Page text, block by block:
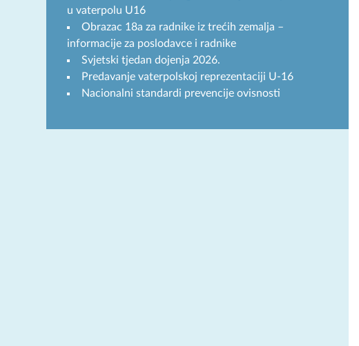
u vaterpolu U16
Obrazac 18a za radnike iz trećih zemalja –
informacije za poslodavce i radnike
Svjetski tjedan dojenja 2026.
Predavanje vaterpolskoj reprezentaciji U-16
Nacionalni standardi prevencije ovisnosti